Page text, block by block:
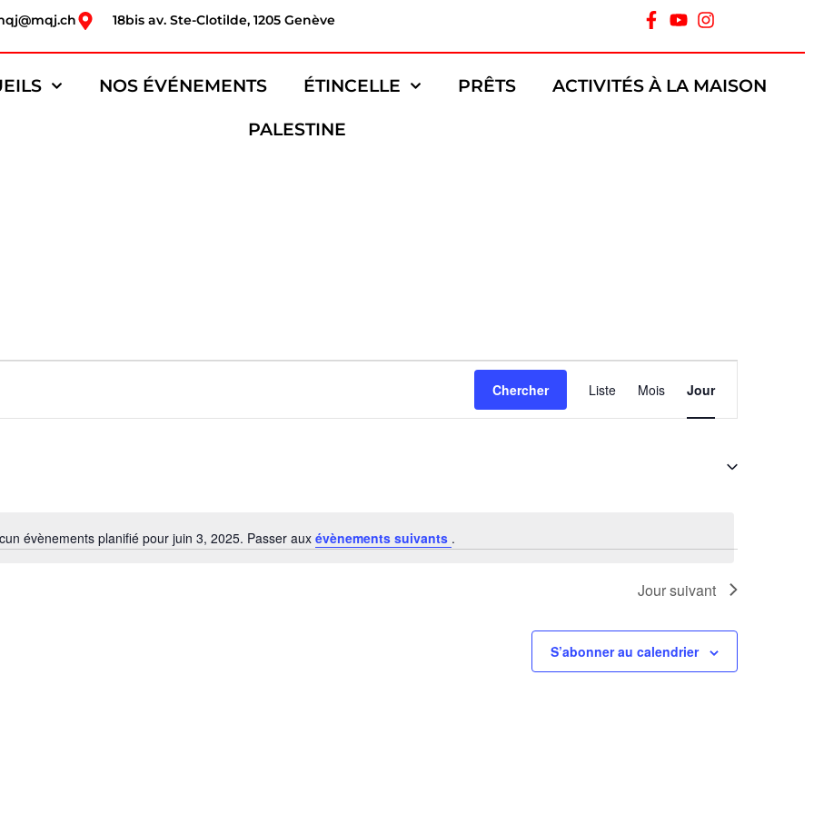
18bis av. Ste-Clotilde, 1205 Genève
NOS ÉVÉNEMENTS ÉTINCELLE PRÊTS ACTIVITÉS À LA MAISON
PALESTINE
Notice
évènements planifié pour juin 3, 2025. Passer aux évènements suivants .
Chercher
de
Évènement
Liste Mois Jour
Jour suivant
S’abonner au calendrier